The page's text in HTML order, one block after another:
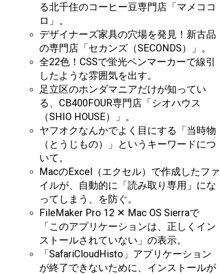
る北千住のコーヒー豆専門店「マメココ
ロ」。
デザイナーズ家具の穴場を発見！新古品
の専門店「セカンズ（SECONDS）」。
全22色！CSSで蛍光ペンマーカーで線引
したような雰囲気を出す。
足立区のホンダマニアだけが知ってい
る、CB400FOUR専門店「シオハウス
（SHIO HOUSE）」。
ヤフオクなんかでよく目にする「当時物
（とうじもの）」というキーワードにつ
いて。
MacのExcel（エクセル）で作成したファ
イルが、自動的に「読み取り専用」にな
ってしまう、を防ぐ。
FileMaker Pro 12 ✕ Mac OS Sierraで
「このアプリケーションは、正しくイン
ストールされていない」の表示。
「SafariCloudHisto」アプリケーション
が終了できないために、インストールが